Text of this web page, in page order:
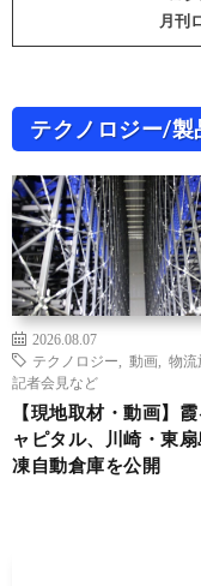
月刊
テクノロジー/製
2026.08.07
テクノロジー
動画 物流
記者会見など
【現地取材・動画】
ャピタル、川崎・東
凍自動倉庫を公開